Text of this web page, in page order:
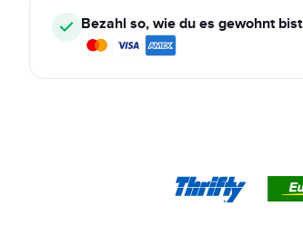
Bezahl so, wie du es gewohnt bist